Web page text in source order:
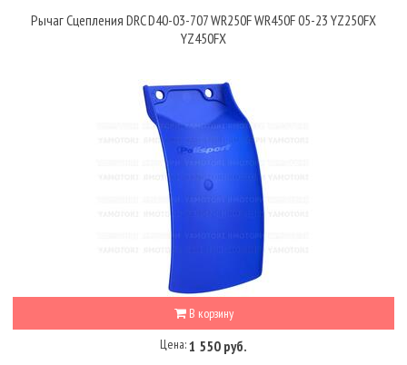
Рычаг Сцепления DRC D40-03-707 WR250F WR450F 05-23 YZ250FX
YZ450FX
В корзину
Цена:1 550 руб.